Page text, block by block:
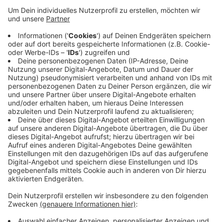
PCR-Tests, das heißt, sie liefern ein
zuverlässigeres Ergebnis als Schnelltests, aber
die Auswertung dauert länger. Kurz vor der
Entscheidung hatte der Krisenstab noch gegen
Lolli-Tests argumentiert, weil es zu lange dauere,
bis die Ergebnisse vorliegen - von bis zu drei Tagen
war die Rede. Hintergrund für die regelmäßigen
Tests ist die steigende Infektionszahl in den
Wuppertaler Kitas.
Veröffentlicht:Donnerstag, 01.04.2021 06:46
Anzeige